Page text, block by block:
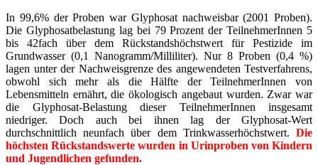
In 99,6% der Proben war Glyphosat nachweisbar (2001 Proben).
Die Glyphosatbelastung lag bei 79 Prozent der TeilnehmerInnen 5
bis 42fach über dem Rückstandshöchstwert für Pestizide im
Grundwasser (0,1 Nanogramm/Milliliter). Nur 8 Proben (0,4 %)
lagen unter der Nachweisgrenze des angewendeten Testverfahrens,
obwohl sich mehr als die Hälfte der TeilnehmerInnen von
Lebensmitteln ernährt, die ökologisch angebaut wurden. Zwar war
die Glyphosat-Belastung dieser TeilnehmerInnen insgesamt
niedriger. Doch auch bei ihnen lag der Glyphosat-Wert
durchschnittlich neunfach über dem Trinkwasserhöchstwert. Die
höchsten Rückstandswerte wurden in Urinproben von Kindern
und Jugendlichen gefunden.